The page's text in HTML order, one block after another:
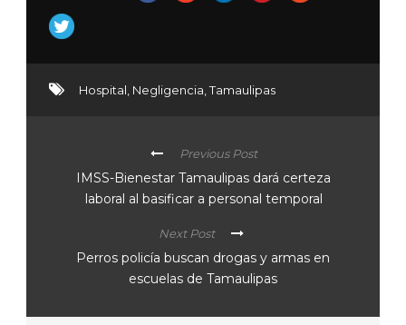
Hospital, Negligencia,Tamaulipas
Previous Post
IMSS-Bienestar Tamaulipas dará certeza
laboral al basificar a personal temporal
Next Post
Perros policía buscan drogas y armas en
escuelas de Tamaulipas